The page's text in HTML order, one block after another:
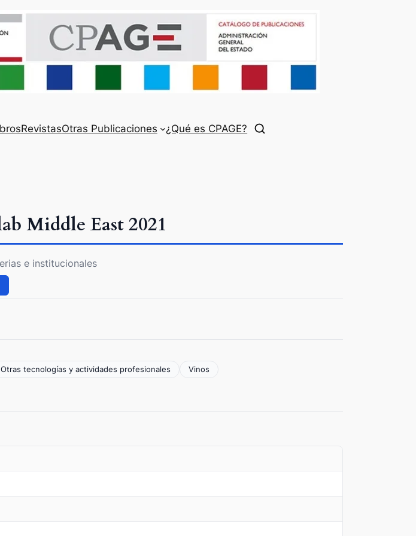
RevistasOtras Publicaciones ¿Qué es CPAGE?
Middle East 2021
e institucionales
Otras tecnologías y actividades profesionales Vinos